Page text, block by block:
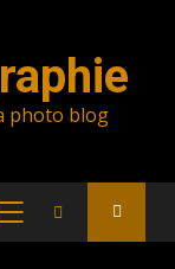
photo blog
PRIMARY